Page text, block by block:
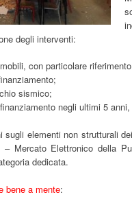
degli interventi:
con particolare riferimento
sismico;
negli ultimi 5 anni,
sugli elementi non strutturali
Mercato Elettronico della
dedicata.
bene a mente: